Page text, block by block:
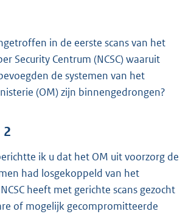
in de eerste scans van het
Security Centrum (NCSC) waaruit
de systemen van het
(OM) zijn binnengedrongen?
ik u dat het OM uit voorzorg de
had losgekoppeld van het
heeft met gerichte scans gezocht
of mogelijk gecompromitteerde